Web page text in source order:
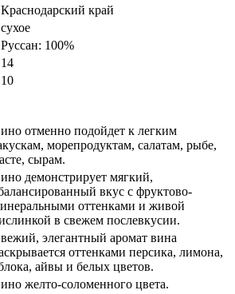
Краснодарский край
сухое
Руссан: 100%
14
10
отменно подойдет к легким
морепродуктам, салатам, рыбе,
сырам.
демонстрирует мягкий,
вкус с фруктово-
оттенками и живой
в свежем послевкусии.
элегантный аромат вина
оттенками персика, лимона,
айвы и белых цветов.
желто-соломенного цвета.